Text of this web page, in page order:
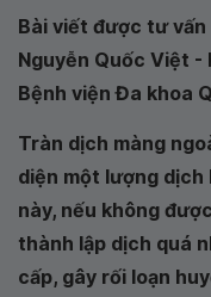
Bài viết được tư vấn
Nguyễn Quốc Việt -
Bệnh viện Đa khoa
Tràn dịch màng
diện một lượng dịch
này, nếu không
thành lập dịch quá
cấp, gây rối loạn